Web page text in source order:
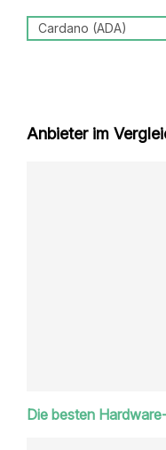
Cardano (ADA)
Anbieter im
Die besten